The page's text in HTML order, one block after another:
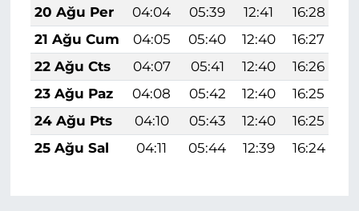
20 Ağu Per 04:04 05:39 12:41 16:28
21 Ağu Cum
04:05 05:40 12:40 16:27
22 Ağu Cts
04:07 05:41 12:40 16:26
23 Ağu Paz
04:08 05:42 12:40 16:25
24 Ağu Pts
04:10 05:43 12:40 16:25
25 Ağu Sal
04:11 05:44 12:39 16:24